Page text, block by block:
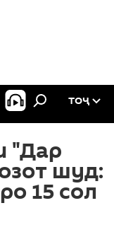
ТОҶ
"Дар
шуд:
15 сол